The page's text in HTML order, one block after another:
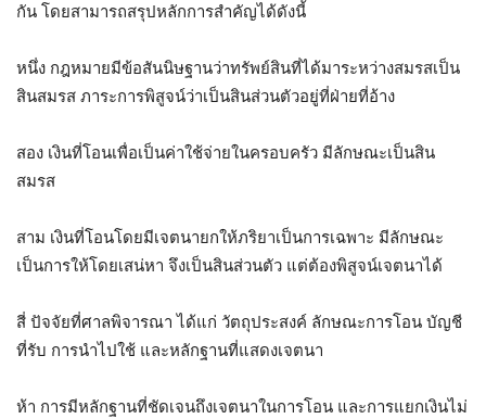
กัน โดยสามารถสรุปหลักการสำคัญได้ดังนี้
หนึ่ง กฎหมายมีข้อสันนิษฐานว่าทรัพย์สินที่ได้มาระหว่างสมรสเป็น
สินสมรส ภาระการพิสูจน์ว่าเป็นสินส่วนตัวอยู่ที่ฝ่ายที่อ้าง
สอง เงินที่โอนเพื่อเป็นค่าใช้จ่ายในครอบครัว มีลักษณะเป็นสิน
สมรส
สาม เงินที่โอนโดยมีเจตนายกให้ภริยาเป็นการเฉพาะ มีลักษณะ
เป็นการให้โดยเสน่หา จึงเป็นสินส่วนตัว แต่ต้องพิสูจน์เจตนาได้
สี่ ปัจจัยที่ศาลพิจารณา ได้แก่ วัตถุประสงค์ ลักษณะการโอน บัญชี
ที่รับ การนำไปใช้ และหลักฐานที่แสดงเจตนา
ห้า การมีหลักฐานที่ชัดเจนถึงเจตนาในการโอน และการแยกเงินไม่